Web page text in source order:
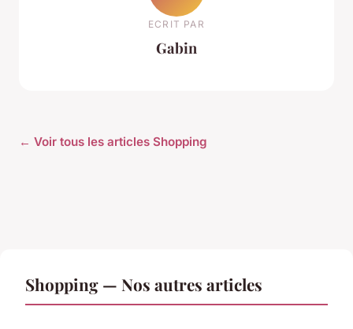
ECRIT PAR
Gabin
← Voir tous les articles Shopping
Shopping — Nos autres articles